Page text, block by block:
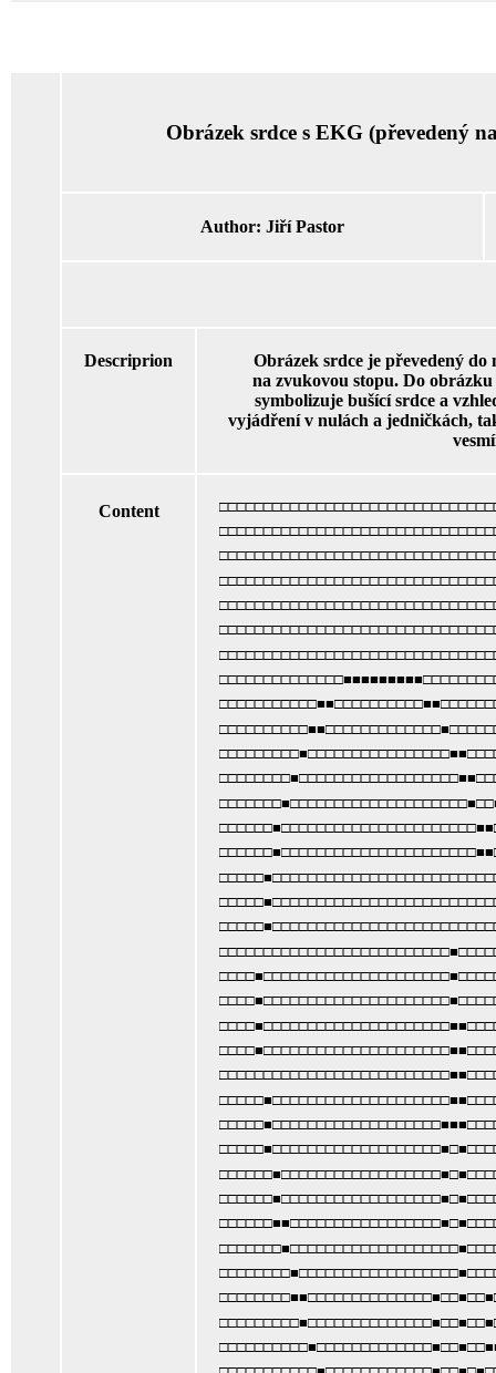
Obrázek srdce s EKG (převedený
Author: Jiří Pastor
Descriprion
Obrázek srdce je převedený
na zvukovou stopu. Do
symbolizuje bušící srdce a
vyjádření v nulách a jedničkách,
Content